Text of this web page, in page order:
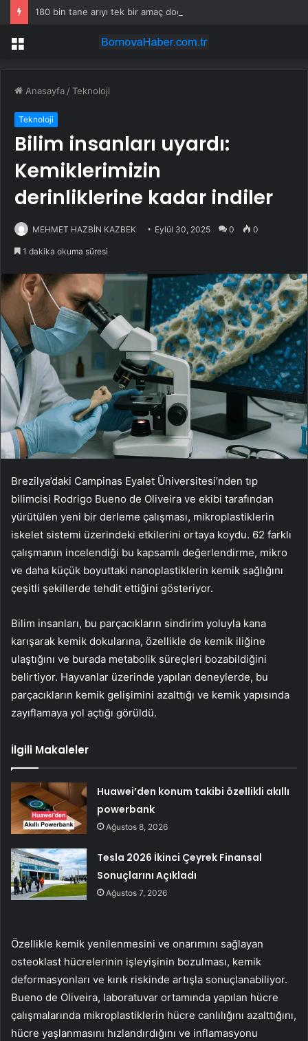
180 bin tane arıyı tek bir amaç doğaya saldılar
Menü
Anasayfa /Teknoloji
Teknoloji
Bilim insanları uyardı:
Kemiklerimizin
derinliklerine kadar indiler
MEHMET HAZBİN KAZBEK Eylül 30, 2025 0 0
1 dakika okuma süresi
Brezilya’daki Campinas Eyalet Üniversitesi’nden tıp
bilimcisi Rodrigo Bueno de Oliveira ve ekibi tarafından
yürütülen yeni bir derleme çalışması, mikroplastiklerin
iskelet sistemi üzerindeki etkilerini ortaya koydu. 62 farklı
çalışmanın incelendiği bu kapsamlı değerlendirme, mikro
ve daha küçük boyuttaki nanoplastiklerin kemik sağlığını
çeşitli şekillerde tehdit ettiğini gösteriyor.
Bilim insanları, bu parçacıkların sindirim yoluyla kana
karışarak kemik dokularına, özellikle de kemik iliğine
ulaştığını ve burada metabolik süreçleri bozabildiğini
belirtiyor. Hayvanlar üzerinde yapılan deneylerde, bu
parçacıkların kemik gelişimini azalttığı ve kemik yapısında
zayıflamaya yol açtığı görüldü.
İlgili Makaleler
Huawei’den konum takibi özellikli akıllı
powerbank
Ağustos 8, 2026
Tesla 2026 İkinci Çeyrek Finansal
Sonuçlarını Açıkladı
Ağustos 7, 2026
Özellikle kemik yenilenmesini ve onarımını sağlayan
osteoklast hücrelerinin işleyişinin bozulması, kemik
deformasyonları ve kırık riskinde artışla sonuçlanabiliyor.
Bueno de Oliveira, laboratuvar ortamında yapılan hücre
çalışmalarında mikroplastiklerin hücre canlılığını azalttığını,
hücre yaşlanmasını hızlandırdığını ve inflamasyonu